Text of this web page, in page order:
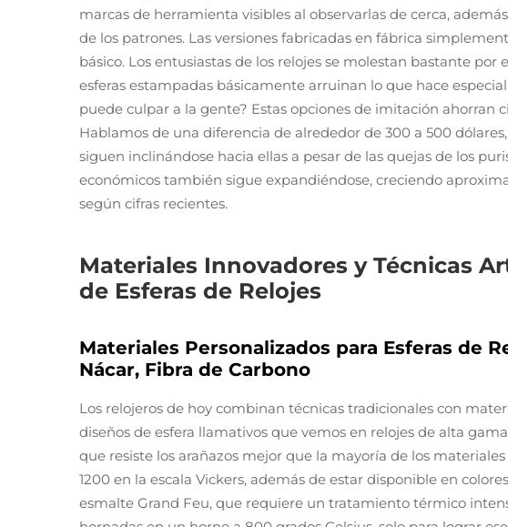
marcas de herramienta visibles al observarlas de cerca,
de los patrones. Las versiones fabricadas en fábrica
básico. Los entusiastas de los relojes se molestan bastante
esferas estampadas básicamente arruinan lo que hace
puede culpar a la gente? Estas opciones de imitación ahorran
Hablamos de una diferencia de alrededor de 300 a 500
siguen inclinándose hacia ellas a pesar de las quejas de los
económicos también sigue expandiéndose, creciendo
según cifras recientes.
Materiales Innovadores y Técnicas
de Esferas de Relojes
Materiales Personalizados para Esferas de
Nácar, Fibra de Carbono
Los relojeros de hoy combinan técnicas tradicionales con
diseños de esfera llamativos que vemos en relojes de alta
que resiste los arañazos mejor que la mayoría de los
1200 en la escala Vickers, además de estar disponible en
esmalte Grand Feu, que requiere un tratamiento térmico